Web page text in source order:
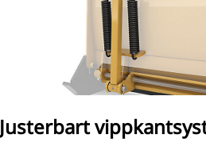
Justerbart